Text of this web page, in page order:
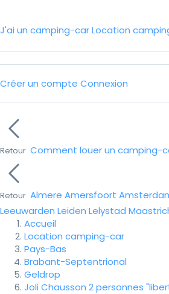
J'ai un camping-carLocation
Créer un compte Connexion
Retour Comment louer un camping-
Retour Almere Amersfoort
Leeuwarden Leiden Lelystad
Accueil
Location camping-car
Pays-Bas
Brabant-Septentrional
Geldrop
Joli Chausson 2 personnes